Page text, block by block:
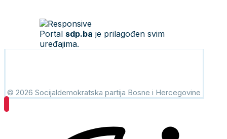
Portal sdp.ba je prilagođen svim
uređajima.
© 2026 Socijaldemokratska partija Bosne i Hercegovine